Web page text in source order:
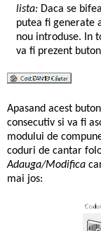
lista: Daca se
putea fi generate
nou introduse. In
va fi prezent
Apasand acest
consecutiv si va fi
modului de
coduri de cantar
Adauga/Modifica
mai jos: